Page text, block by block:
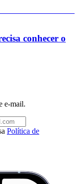
conhecer o
e-mail.
Política de